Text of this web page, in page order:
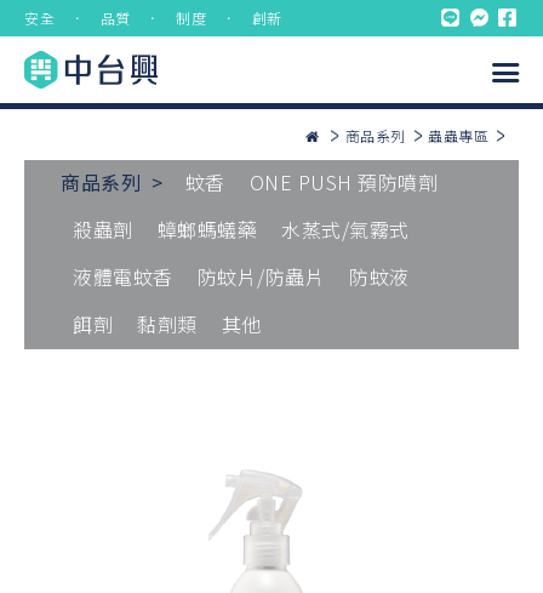
安全 ． 品質 ． 制度 ． 創新
商品系列 蟲蟲專區
商品系列 > 蚊香
ONE PUSH 預防噴劑
殺蟲劑
蟑螂螞蟻藥
水蒸式/氣霧式
液體電蚊香
防蚊片/防蟲片
防蚊液
餌劑
黏劑類 其他